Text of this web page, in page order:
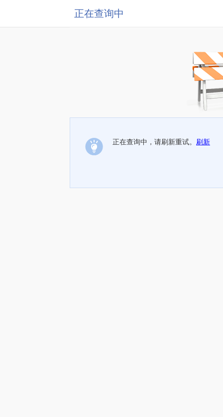
正在查询中
正在查询中，请刷新重试。 刷新